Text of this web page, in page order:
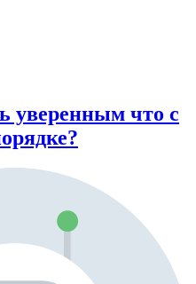
уверенным что с